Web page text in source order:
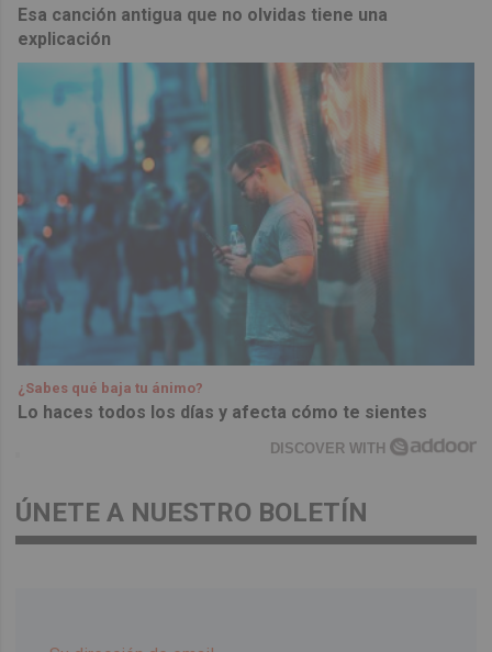
Esa canción antigua que no olvidas tiene una
explicación
¿Sabes qué baja tu ánimo?
Lo haces todos los días y afecta cómo te sientes
DISCOVER WITH
ÚNETE A NUESTRO BOLETÍN